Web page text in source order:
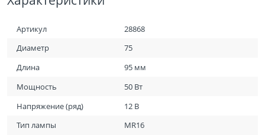
Артикул
28868
Диаметр
75
Длина
95 мм
Мощность
50 Вт
Напряжение (ряд)
12 В
Тип лампы
MR16